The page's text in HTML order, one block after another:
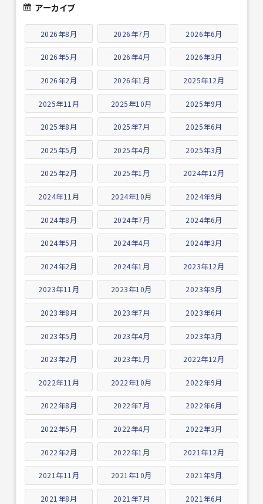
アーカイブ
2026年8月 2026年7月 2026年6月
2026年5月 2026年4月 2026年3月
2026年2月 2026年1月 2025年12月
2025年11月 2025年10月 2025年9月
2025年8月 2025年7月 2025年6月
2025年5月 2025年4月 2025年3月
2025年2月 2025年1月 2024年12月
2024年11月 2024年10月 2024年9月
2024年8月 2024年7月 2024年6月
2024年5月 2024年4月 2024年3月
2024年2月 2024年1月 2023年12月
2023年11月 2023年10月 2023年9月
2023年8月 2023年7月 2023年6月
2023年5月 2023年4月 2023年3月
2023年2月 2023年1月 2022年12月
2022年11月 2022年10月 2022年9月
2022年8月 2022年7月 2022年6月
2022年5月 2022年4月 2022年3月
2022年2月 2022年1月 2021年12月
2021年11月 2021年10月 2021年9月
2021年8月 2021年7月 2021年6月